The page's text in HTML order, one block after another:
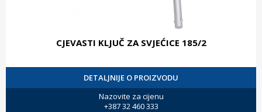
CJEVASTI KLJUČ ZA SVJEĆICE 185/2
DETALJNIJE O PROIZVODU
Nazovite za cijenu
+387 32 460 333